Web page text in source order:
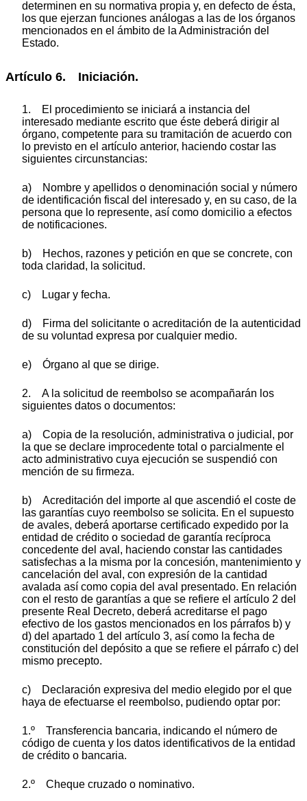
determinen en su normativa propia y, en defecto de ésta,
los que ejerzan funciones análogas a las de los órganos
mencionados en el ámbito de la Administración del
Estado.
Artículo 6. Iniciación.
1. El procedimiento se iniciará a instancia del
interesado mediante escrito que éste deberá dirigir al
órgano, competente para su tramitación de acuerdo con
lo previsto en el artículo anterior, haciendo costar las
siguientes circunstancias:
a) Nombre y apellidos o denominación social y número
de identificación fiscal del interesado y, en su caso, de la
persona que lo represente, así como domicilio a efectos
de notificaciones.
b) Hechos, razones y petición en que se concrete, con
toda claridad, la solicitud.
c) Lugar y fecha.
d) Firma del solicitante o acreditación de la autenticidad
de su voluntad expresa por cualquier medio.
e) Órgano al que se dirige.
2. A la solicitud de reembolso se acompañarán los
siguientes datos o documentos:
a) Copia de la resolución, administrativa o judicial, por
la que se declare improcedente total o parcialmente el
acto administrativo cuya ejecución se suspendió con
mención de su firmeza.
b) Acreditación del importe al que ascendió el coste de
las garantías cuyo reembolso se solicita. En el supuesto
de avales, deberá aportarse certificado expedido por la
entidad de crédito o sociedad de garantía recíproca
concedente del aval, haciendo constar las cantidades
satisfechas a la misma por la concesión, mantenimiento y
cancelación del aval, con expresión de la cantidad
avalada así como copia del aval presentado. En relación
con el resto de garantías a que se refiere el artículo 2 del
presente Real Decreto, deberá acreditarse el pago
efectivo de los gastos mencionados en los párrafos b) y
d) del apartado 1 del artículo 3, así como la fecha de
constitución del depósito a que se refiere el párrafo c) del
mismo precepto.
c) Declaración expresiva del medio elegido por el que
haya de efectuarse el reembolso, pudiendo optar por:
1.º Transferencia bancaria, indicando el número de
código de cuenta y los datos identificativos de la entidad
de crédito o bancaria.
2.º Cheque cruzado o nominativo.